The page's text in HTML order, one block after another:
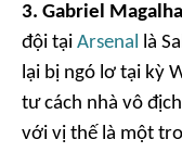
3. Gabriel
đội tại Arsenal
là
lại bị ngó lơ tại kỳ
tư cách nhà vô
với vị thế là một